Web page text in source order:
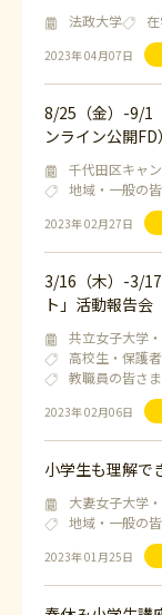
2023年 04月07日
法政大学
2023年 02月27日
8/25（金）-9/1
ンライン公開
千代田区キャ
地域・一般の
2023年 02月06日
3/16（木）-3/
ト」活動報告
共立女子大学
高校生・保護
教職員の皆さま
2023年 01月25日
小学生も理解で
大妻女子大学
地域・一般の